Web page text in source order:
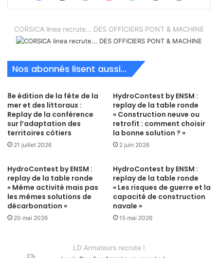
CORSICA linea recrute... DES OFFICIERS PONT & MACHINE
Nos abonnés lisent aussi...
8e édition de la fête de la
mer et des littoraux :
Replay de la conférence
sur l’adaptation des
territoires côtiers
21 juillet 2026
HydroContest by ENSM :
replay de la table ronde
« Construction neuve ou
retrofit : comment choisir
la bonne solution ? »
2 juin 2026
HydroContest by ENSM :
replay de la table ronde
« Même activité mais pas
les mêmes solutions de
décarbonation »
20 mai 2026
HydroContest by ENSM :
replay de la table ronde
« Les risques de guerre et la
capacité de construction
navale »
15 mai 2026
LD Armateurs recrute !